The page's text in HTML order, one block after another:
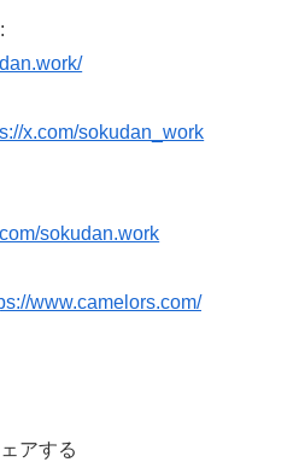
x.com/sokudan_work
sokudan.work
www.camelors.com/
アする